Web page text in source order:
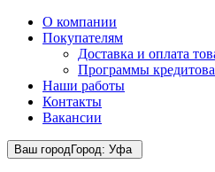
О компании
Покупателям
Доставка и оплата
Программы
Наши работы
Контакты
Вакансии
Ваш городГород: Уфа